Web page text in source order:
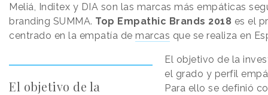
Meliá, Inditex y DIA son las marcas más empáticas
branding SUMMA. Top Empathic Brands 2018 es el
centrado en la empatía de marcas que se realiza en
El objetivo de la
El objetivo de la
el grado y perfil
Para ello se definió